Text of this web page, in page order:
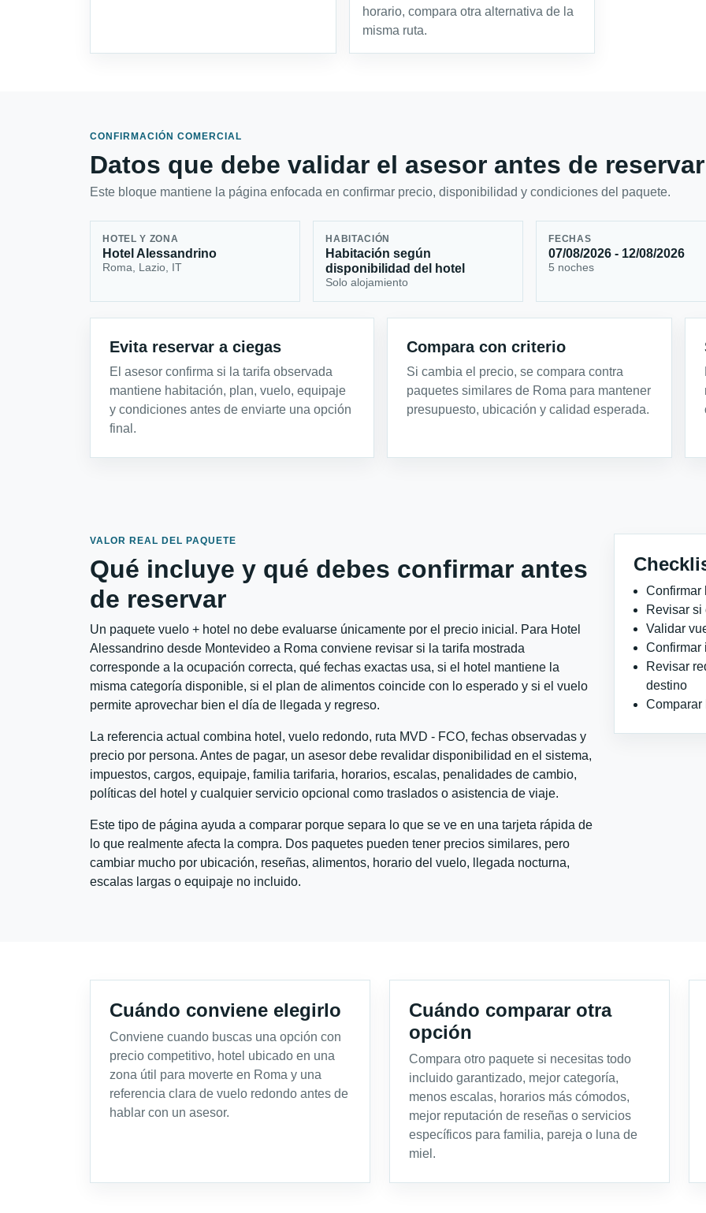
horario, compara otra alternativa de la
misma ruta.
CONFIRMACIÓN COMERCIAL
Datos que debe validar el asesor antes de reservar
Este bloque mantiene la página enfocada en confirmar precio, disponibilidad y condiciones del paquete.
HOTEL Y ZONA
Hotel Alessandrino
Roma, Lazio, IT
HABITACIÓN
Habitación según
disponibilidad del hotel
Solo alojamiento
FECHAS
07/08/2026 - 12/08/2026
5 noches
Evita reservar a ciegas
El asesor confirma si la tarifa observada
mantiene habitación, plan, vuelo, equipaje
y condiciones antes de enviarte una opción
final.
Compara con criterio
Si cambia el precio, se compara contra
paquetes similares de Roma para mantener
presupuesto, ubicación y calidad esperada.
VALOR REAL DEL PAQUETE
Qué incluye y qué debes confirmar antes
de reservar
Un paquete vuelo + hotel no debe evaluarse únicamente por el precio inicial. Para Hotel
Alessandrino desde Montevideo a Roma conviene revisar si la tarifa mostrada
corresponde a la ocupación correcta, qué fechas exactas usa, si el hotel mantiene la
misma categoría disponible, si el plan de alimentos coincide con lo esperado y si el vuelo
permite aprovechar bien el día de llegada y regreso.
La referencia actual combina hotel, vuelo redondo, ruta MVD - FCO, fechas observadas y
precio por persona. Antes de pagar, un asesor debe revalidar disponibilidad en el sistema,
impuestos, cargos, equipaje, familia tarifaria, horarios, escalas, penalidades de cambio,
políticas del hotel y cualquier servicio opcional como traslados o asistencia de viaje.
Este tipo de página ayuda a comparar porque separa lo que se ve en una tarjeta rápida de
lo que realmente afecta la compra. Dos paquetes pueden tener precios similares, pero
cambiar mucho por ubicación, reseñas, alimentos, horario del vuelo, llegada nocturna,
escalas largas o equipaje no incluido.
Confirmar
Revisar si
Validar
Confirmar
Revisar
destino
Comparar
Cuándo conviene elegirlo
Conviene cuando buscas una opción con
precio competitivo, hotel ubicado en una
zona útil para moverte en Roma y una
referencia clara de vuelo redondo antes de
hablar con un asesor.
Cuándo comparar otra
opción
Compara otro paquete si necesitas todo
incluido garantizado, mejor categoría,
menos escalas, horarios más cómodos,
mejor reputación de reseñas o servicios
específicos para familia, pareja o luna de
miel.